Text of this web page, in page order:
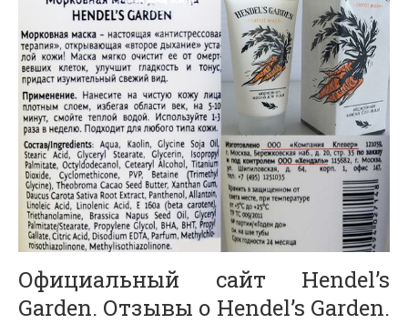
Официальный сайт Hendel’s
Garden. Отзывы о Hendel’s Garden.